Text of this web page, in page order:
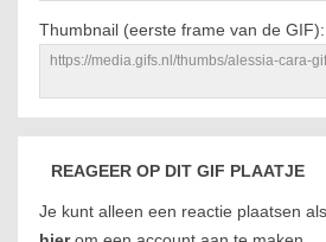
Thumbnail (eerste frame van de GIF):
REAGEER OP DIT GIF PLAATJE
Je kunt alleen een reactie plaatsen